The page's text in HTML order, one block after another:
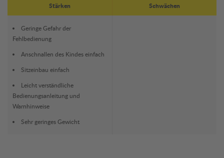
Stärken Schwächen
Geringe Gefahr der
Fehlbedienung
Anschnallen des Kindes einfach
Sitzeinbau einfach
Leicht verständliche
Bedienungsanleitung und
Warnhinweise
Sehr geringes Gewicht